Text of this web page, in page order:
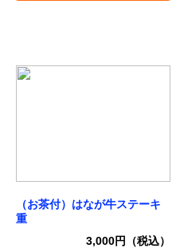
（お茶付）はなが牛ステーキ
重
3,000円（税込）